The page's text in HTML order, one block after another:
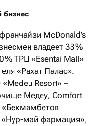
бизнес
McDonald’s
владеет 33 %
% ТРЦ «Esentai Mall»
«Рахат Палас».
Resort» –
Медеу, Comfort
«Нур-май фармация»,